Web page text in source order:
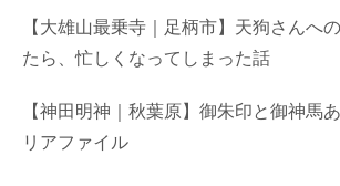
【大雄山最乗寺｜足柄市】天狗さんへ
たら、忙しくなってしまった話
【神田明神｜秋葉原】御朱印と御神馬
リアファイル